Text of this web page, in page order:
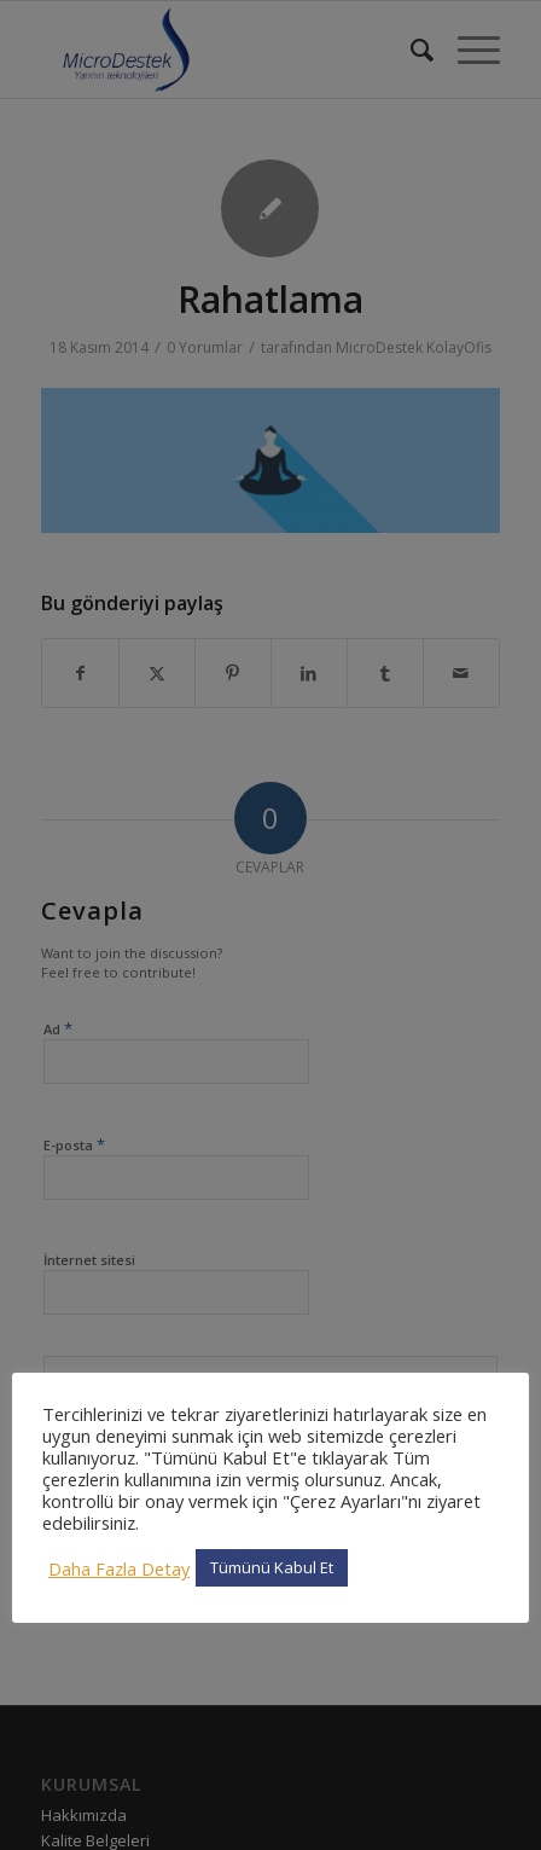
Rahatlama
18 Kasım 2014 / 0 Yorumlar / tarafından MicroDestek KolayOfis
Bu gönderiyi paylaş
0
CEVAPLAR
Cevapla
Want to join the discussion?
Feel free to contribute!
Ad *
E-posta *
İnternet sitesi
KURUMSAL
Hakkımızda
Kalite Belgeleri
Tercihlerinizi ve tekrar ziyaretlerinizi hatırlayarak size en
uygun deneyimi sunmak için web sitemizde çerezleri
kullanıyoruz. "Tümünü Kabul Et"e tıklayarak Tüm
çerezlerin kullanımına izin vermiş olursunuz. Ancak,
kontrollü bir onay vermek için "Çerez Ayarları"nı ziyaret
edebilirsiniz.
Daha Fazla Detay
Tümünü Kabul Et